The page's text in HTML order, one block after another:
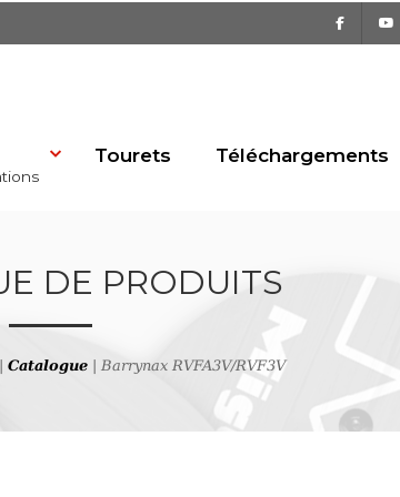
Facebook
Tourets Téléchargements
DE PRODUITS
Catalogue| Barrynax RVFA3V/RVF3V